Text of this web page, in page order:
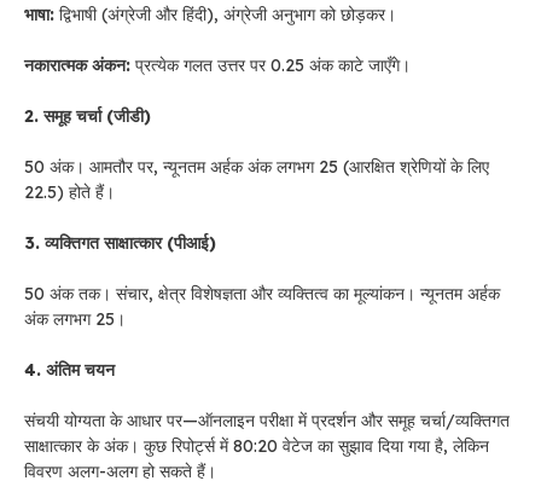
भाषा: द्विभाषी (अंग्रेजी और हिंदी), अंग्रेजी अनुभाग को छोड़कर।
नकारात्मक अंकन: प्रत्येक गलत उत्तर पर 0.25 अंक काटे जाएँगे।
2. समूह चर्चा (जीडी)
50 अंक। आमतौर पर, न्यूनतम अर्हक अंक लगभग 25 (आरक्षित श्रेणियों के लिए
22.5) होते हैं।
3. व्यक्तिगत साक्षात्कार (पीआई)
50 अंक तक। संचार, क्षेत्र विशेषज्ञता और व्यक्तित्व का मूल्यांकन। न्यूनतम अर्हक
अंक लगभग 25।
4. अंतिम चयन
संचयी योग्यता के आधार पर—ऑनलाइन परीक्षा में प्रदर्शन और समूह चर्चा/व्यक्तिगत
साक्षात्कार के अंक। कुछ रिपोर्ट्स में 80:20 वेटेज का सुझाव दिया गया है, लेकिन
विवरण अलग-अलग हो सकते हैं।